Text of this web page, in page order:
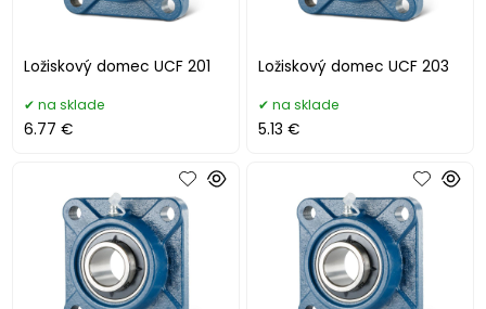
Ložiskový domec UCF 201
na sklade
6.77 €
Ložiskový domec UCF 203
na sklade
5.13 €